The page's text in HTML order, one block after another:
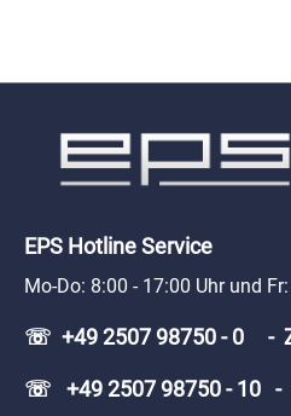
EPS Hotline Service
Mo-Do: 8:00 - 17:00 Uhr und
☏ +49 2507 98750 - 0 -
☏ +49 2507 98750 - 10 -